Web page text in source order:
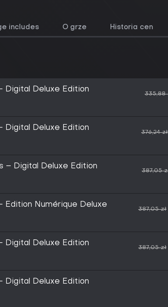
includes O grze Historia cen
Digital Deluxe Edition
335,88
Digital Deluxe Edition
376,24 zł
– Digital Deluxe Edition
387,05
Édition Numérique Deluxe
387,05 zł
Digital Deluxe Edition
387,05 zł
Digital Deluxe Edition